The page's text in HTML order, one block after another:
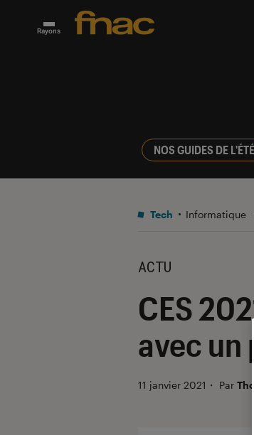
Rayons
NOS GUIDES DE L'ÉTÉ
Tech Informatique
ACTU
CES
avec un
11 janvier 2021 ・ Par